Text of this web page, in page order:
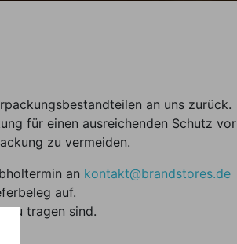
an uns zurück.
für einen ausreichenden Schutz vor
zu vermeiden.
an kontakt@brandstores.de
auf.
zu tragen sind.